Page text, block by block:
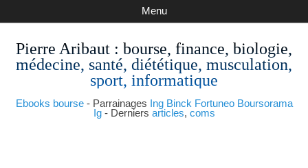
Pierre Aribaut : bourse, finance, biologie,
médecine, santé, diététique, musculation,
sport, informatique
Ebooks bourse- Parrainages Ing Binck Fortuneo Boursorama
Ig- Derniers articles, coms
Menu